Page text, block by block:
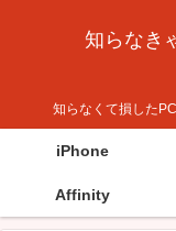
知らなき
知らなくて損した
iPhone
Affinity